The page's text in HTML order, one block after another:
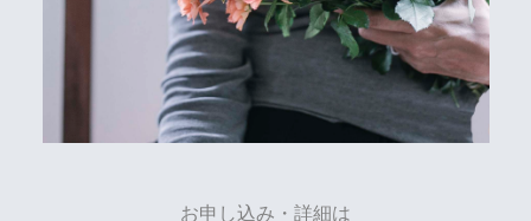
お申し込み・詳細は